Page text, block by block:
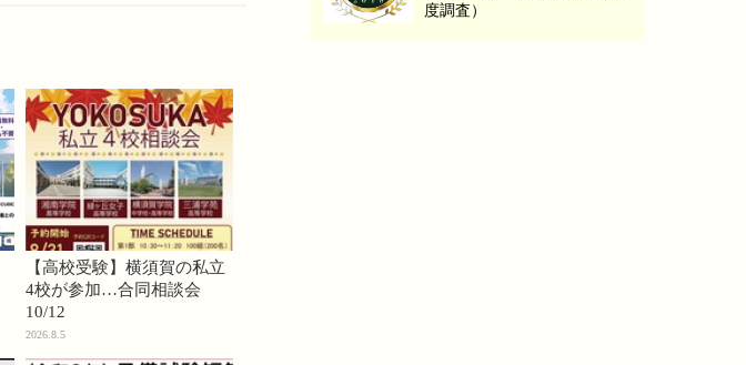
【高校受験】横須賀の私立
4校が参加…合同相談会
10/12
2026.8.5
度調査）